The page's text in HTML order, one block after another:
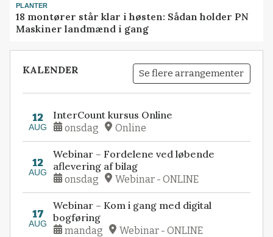
PLANTER
18 montører står klar i høsten: Sådan holder PN
Maskiner landmænd i gang
KALENDER Se flere arrangementer
12
AUG
InterCount kursus Online
onsdag Online
12
AUG
Webinar – Fordelene ved løbende
aflevering af bilag
onsdag Webinar - ONLINE
17
AUG
Webinar – Kom i gang med digital
bogføring
mandag Webinar - ONLINE